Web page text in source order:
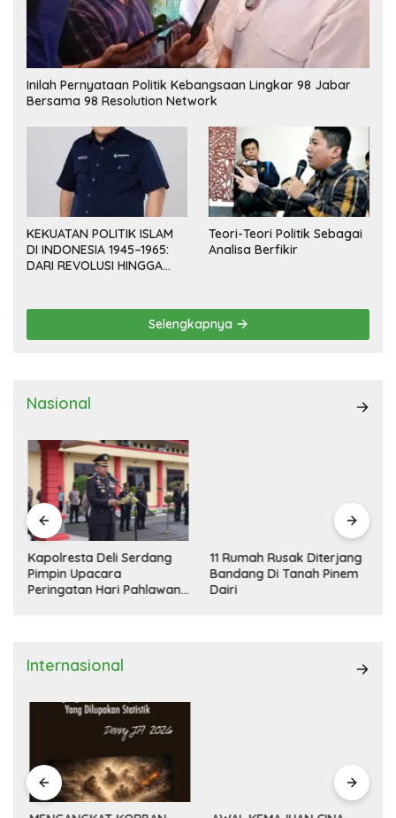
Inilah Pernyataan Politik Kebangsaan Lingkar 98 Jabar
Bersama 98 Resolution Network
KEKUATAN POLITIK ISLAM
DI INDONESIA 1945–1965:
DARI REVOLUSI HINGGA
Teori-Teori Politik Sebagai
Analisa Berfikir
Selengkapnya
Nasional
Kapolresta Deli Serdang
Pimpin Upacara
Peringatan Hari Pahlawan
11 Rumah Rusak Diterjang
Bandang Di Tanah Pinem
Dairi
Internasional